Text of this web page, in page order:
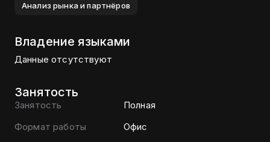
Анализ рынка и партнёров
Владение языками
Данные отсутствуют
Занятость
Занятость
Полная
Формат работы
Офис